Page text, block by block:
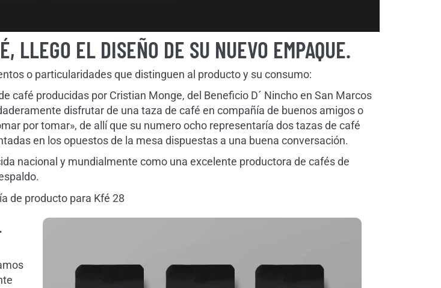
LLEGO EL DISEÑO DE SU NUEVO EMPAQUE.
o particularidades que distinguen al producto y su consumo:
café producidas por Cristian Monge, del Beneficio D´ Nincho en San Marcos
disfrutar de una taza de café en compañía de buenos amigos o
por tomar», de allí que su numero ocho representaría dos tazas de café
en los opuestos de la mesa dispuestas a una buena conversación.
nacional y mundialmente como una excelente productora de cafés de